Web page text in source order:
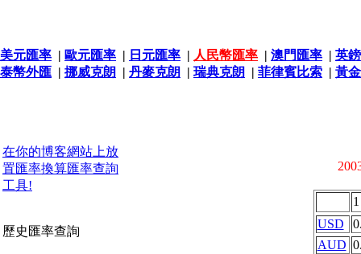
美元匯率 | 歐元匯率 | 日元匯率 | 人民幣匯率 | 澳門匯率 | 英
泰幣外匯 | 挪威克朗 | 丹麥克朗 | 瑞典克朗 | 菲律賓比索 | 黃
在你的博客網站上放
置匯率換算匯率查詢
工具!
歷史匯率查詢
USD
AUD